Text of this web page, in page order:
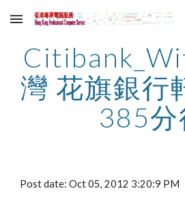
Skip to main content
灣 花旗銀行
385分
Post date: Oct 05, 2012 3:20:9 PM